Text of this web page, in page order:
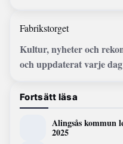
Fabrikstorget
Kultur, nyheter och
och uppdaterat varje
Fortsätt läsa
Alingsås kommun
2025